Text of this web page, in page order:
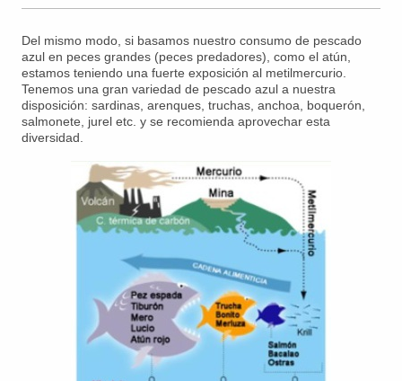
Del mismo modo, si basamos nuestro consumo de pescado
azul en peces grandes (peces predadores), como el atún,
estamos teniendo una fuerte exposición al metilmercurio.
Tenemos una gran variedad de pescado azul a nuestra
disposición: sardinas, arenques, truchas, anchoa, boquerón,
salmonete, jurel etc. y se recomienda aprovechar esta
diversidad.